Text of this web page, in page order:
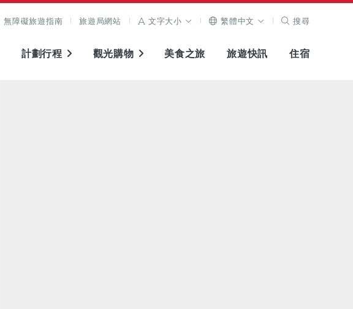
無障礙旅遊指南 旅遊局網站 文字大小 繁體中文 搜尋
計劃行程 觀光購物 美食之旅 旅遊快訊 住宿